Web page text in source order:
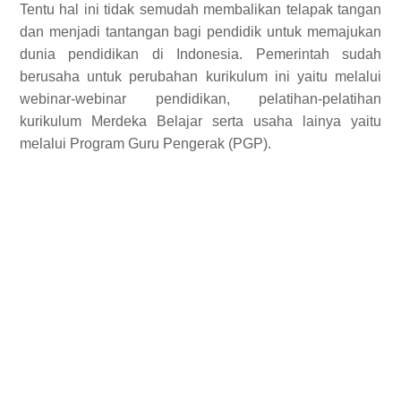
Tentu hal ini tidak semudah membalikan telapak tangan
dan menjadi tantangan bagi pendidik untuk memajukan
dunia pendidikan di Indonesia. Pemerintah sudah
berusaha untuk perubahan kurikulum ini yaitu melalui
webinar-webinar pendidikan, pelatihan-pelatihan
kurikulum Merdeka Belajar serta usaha lainya yaitu
melalui Program Guru Pengerak (PGP).